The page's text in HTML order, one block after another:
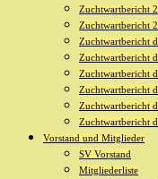
Zuchtwartbericht
Zuchtwartbericht
Zuchtwartbericht
Zuchtwartbericht
Zuchtwartbericht
Zuchtwartbericht
Zuchtwartbericht
Zuchtwartbericht
Vorstand und Mitglieder
SV Vorstand
Mitgliederliste